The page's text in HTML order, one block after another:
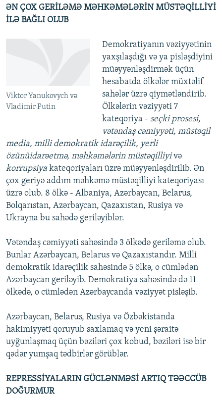
ƏN ÇOX GERİLƏMƏ MƏHKƏMƏLƏRİN MÜSTƏQİLLİYİ
İLƏ BAĞLI OLUB
Viktor Yanukovych və
Vladimir Putin
Demokratiyanın vəziyyətinin
yaxşılaşdığı və ya pisləşdiyini
müəyyənləşdirmək üçün
hesabatda ölkələr müxtəlif
sahələr üzrə qiymətləndirib.
Ölkələrin vəziyyəti 7
kateqoriya - seçki prosesi,
vətəndaş cəmiyyəti, müstəqil
media, milli demokratik idarəçilik, yerli
özünüidarəetmə, məhkəmələrin müstəqilliyivə
korrupsiya kateqoriyaları üzrə müəyyənləşdirilib. Ən
çox geriyə addım məhkəmə müstəqilliyi kateqoriyası
üzrə olub. 8 ölkə - Albaniya, Azərbaycan, Belarus,
Bolqarıstan, Azərbaycan, Qazaxıstan, Rusiya və
Ukrayna bu sahədə geriləyiblər.
Vətəndaş cəmiyyəti sahəsində 3 ölkədə geriləmə olub.
Bunlar Azərbaycan, Belarus və Qazaxıstandır. Milli
demokratik idarəçilik sahəsində 5 ölkə, o cümlədən
Azərbaycan geriləyib. Demokratiya sahəsində də 11
ölkədə, o cümlədən Azərbaycanda vəziyyət pisləşib.
Azərbaycan, Belarus, Rusiya və Özbəkistanda
hakimiyyəti qoruyub saxlamaq və yeni şəraitə
uyğunlaşmaq üçün bəziləri çox kobud, bəziləri isə bir
qədər yumşaq tədbirlər görüblər.
REPRESSİYALARIN GÜCLƏNMƏSİ ARTIQ TƏƏCCÜB
DOĞURMUR